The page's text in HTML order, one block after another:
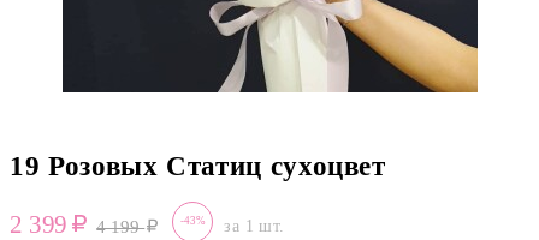
19 Розовых Статиц сухоцвет
2 399 4 199 -43% за 1 шт.